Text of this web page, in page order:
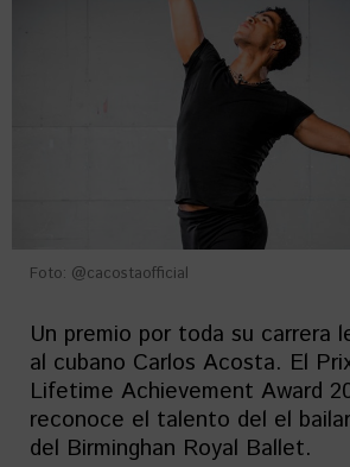
Foto: @cacostaofficial
Un premio por toda su carrera
al cubano Carlos Acosta. El
Lifetime Achievement Award
reconoce el talento del el
del Birminghan Royal Ballet.